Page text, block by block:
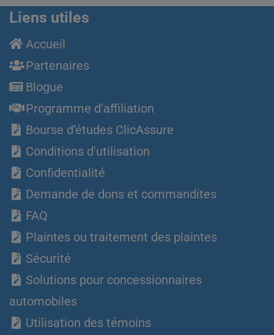
Liens utiles
Accueil
Partenaires
Blogue
Programme d'affiliation
Bourse d’études ClicAssure
Conditions d'utilisation
Confidentialité
Demande de dons et commandites
FAQ
Plaintes ou traitement des plaintes
Sécurité
Solutions pour concessionnaires
automobiles
Utilisation des témoins